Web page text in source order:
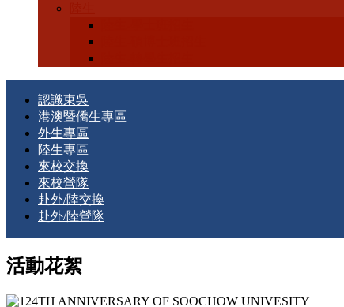
認識東吳
港澳暨僑生專區
外生專區
陸生專區
來校交換
來校營隊
赴外/陸交換
赴外/陸營隊
活動花絮